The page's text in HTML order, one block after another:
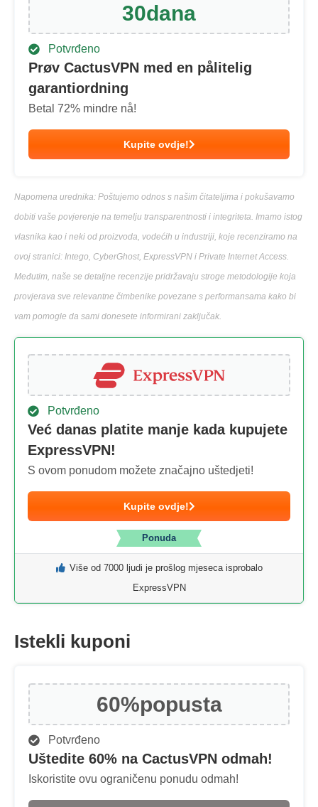
Napomena urednika: Poštujemo odnos s našim čitateljima i pokušavamo
dobiti vaše povjerenje na temelju transparentnosti i integriteta. Imamo istog
vlasnika kao i neki od proizvoda, vodećih u industriji, koje recenziramo na
ovoj stranici: Intego, CyberGhost, ExpressVPN i Private Internet Access.
Međutim, naše se detaljne recenzije pridržavaju stroge metodologije koja
provjerava sve relevantne čimbenike povezane s performansama kako bi
vam pomogle da sami donesete informirani zaključak.
30dana
Potvrđeno
Prøv CactusVPN med en pålitelig
garantiordning
Betal 72% mindre nå!
Kupite ovdje!
Potvrđeno
Već danas platite manje kada kupujete
ExpressVPN!
S ovom ponudom možete značajno uštedjeti!
Kupite ovdje!
Ponuda
Više od 7000 ljudi je prošlog mjeseca isprobalo
ExpressVPN
Istekli kuponi
60%popusta
Potvrđeno
Uštedite 60% na CactusVPN odmah!
Iskoristite ovu ograničenu ponudu odmah!